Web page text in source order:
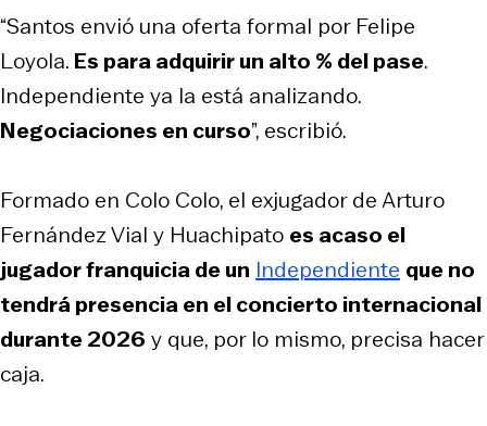
“Santos envió una oferta formal por Felipe
Loyola. Es para adquirir un alto % del pase.
Independiente ya la está analizando.
Negociaciones en curso”, escribió.
Formado en Colo Colo, el exjugador de Arturo
Fernández Vial y Huachipato es acaso el
jugador franquicia de un Independiente que no
tendrá presencia en el concierto internacional
durante 2026 y que, por lo mismo, precisa hacer
caja.